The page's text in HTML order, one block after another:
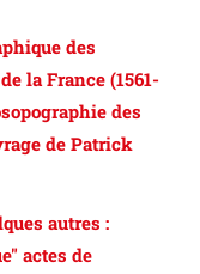
des
la France (1561-
des
de Patrick
autres :
actes de